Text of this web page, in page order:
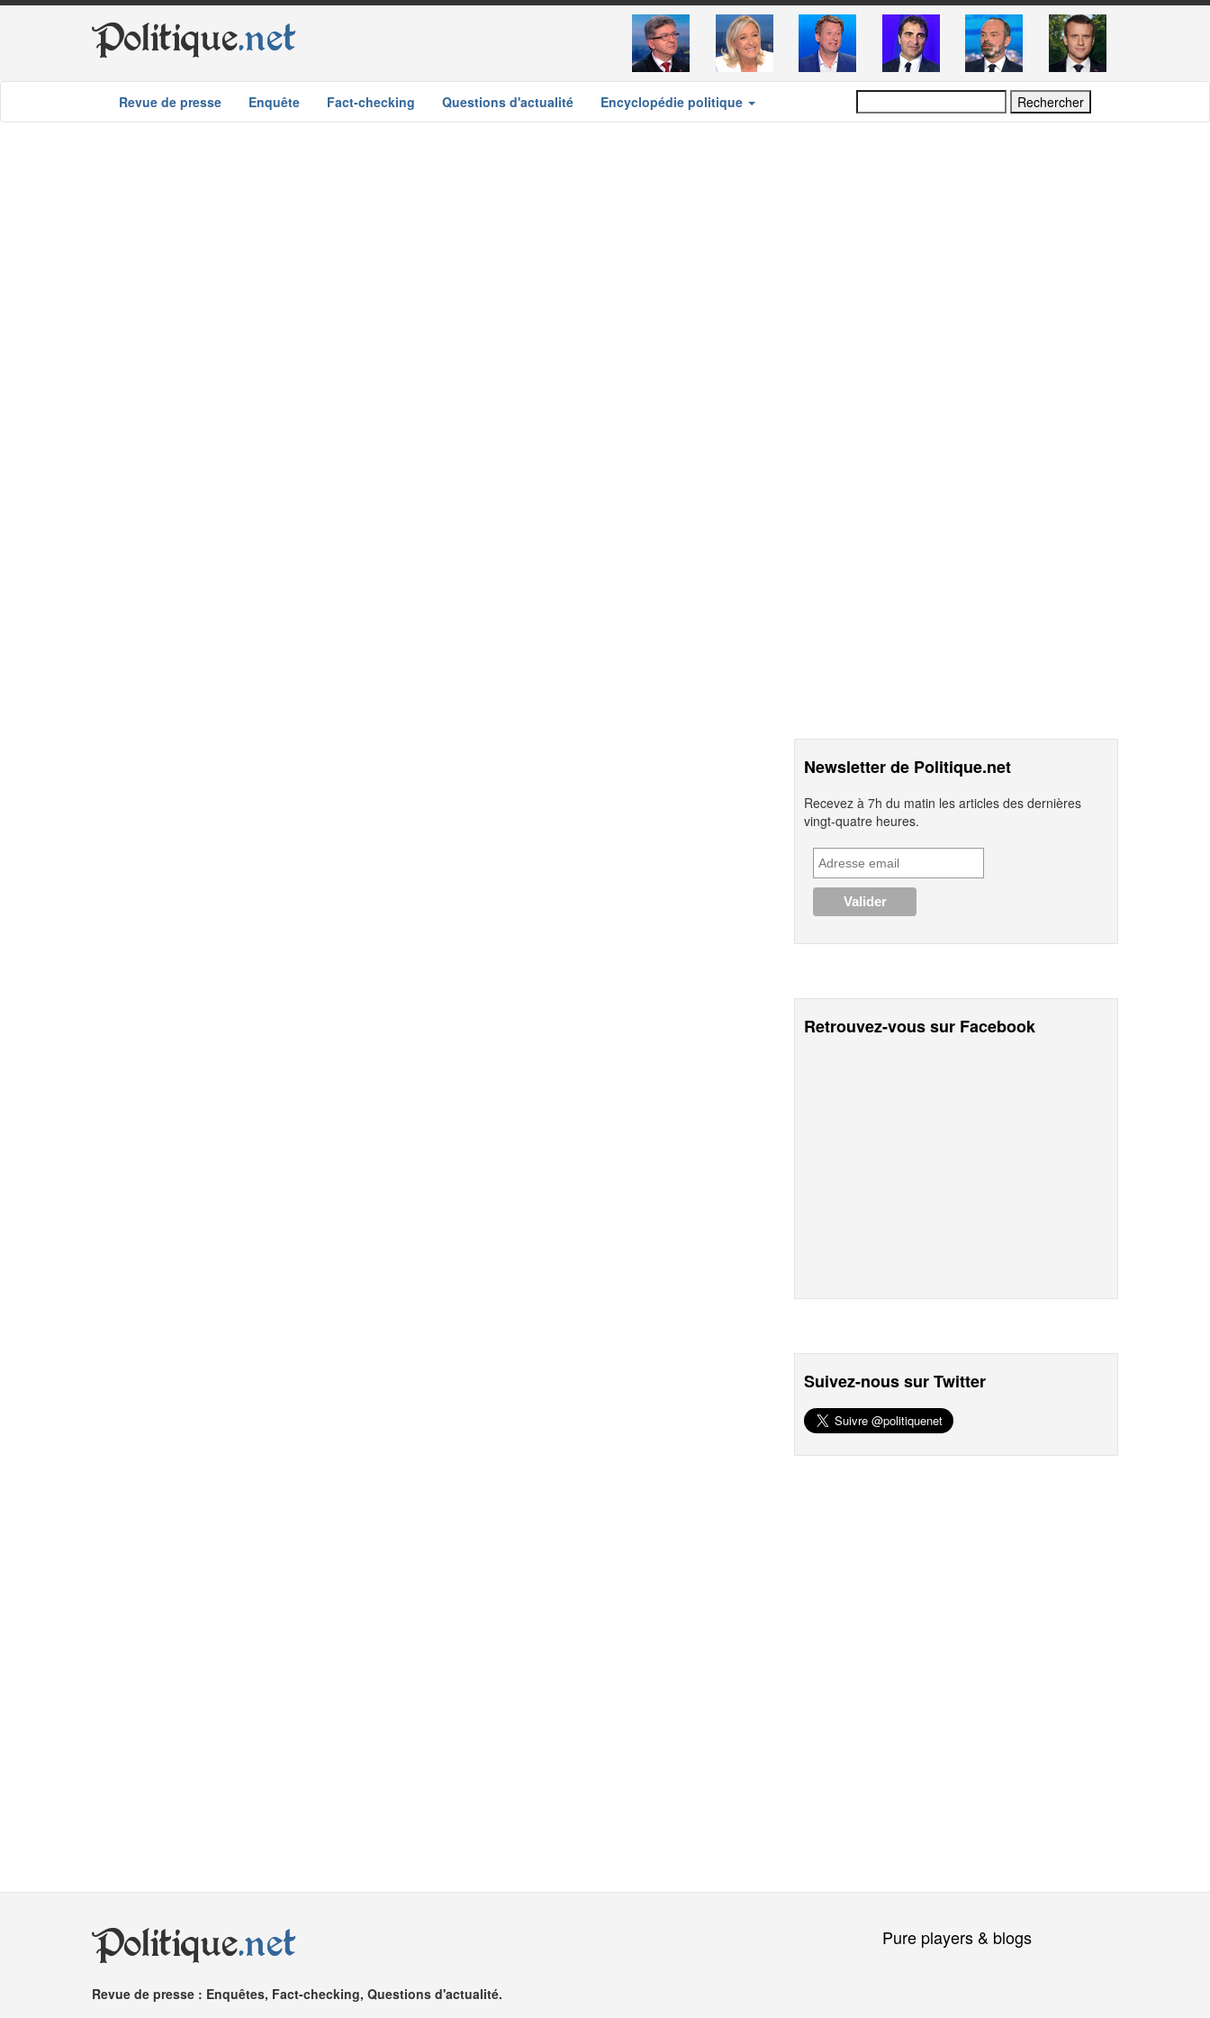
Politique.net
Revue de presse Enquête Fact-checking Questions d'actualité Encyclopédie politique
Newsletter de Politique.net
Recevez à 7h du matin les articles des dernières
vingt-quatre heures.
Retrouvez-vous sur Facebook
Suivez-nous sur Twitter
Politique.net
Revue de presse : Enquêtes, Fact-checking, Questions d'actualité.
Pure players & blogs